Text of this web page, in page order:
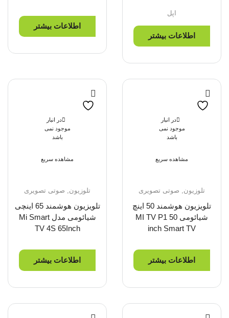
اپل
اطلاعات بیشتر
اطلاعات بیشتر
در انبار
موجود نمی
باشد
مشاهده سریع
تلوزیون, صوتی تصویری
تلویزیون هوشمند 50 اینچ
شیائومی MI TV P1 50
inch Smart TV
اطلاعات بیشتر
در انبار
موجود نمی
باشد
مشاهده سریع
تلوزیون, صوتی تصویری
تلویزیون هوشمند 65 اینچی
شیائومی مدل Mi Smart
TV 4S 65Inch
اطلاعات بیشتر